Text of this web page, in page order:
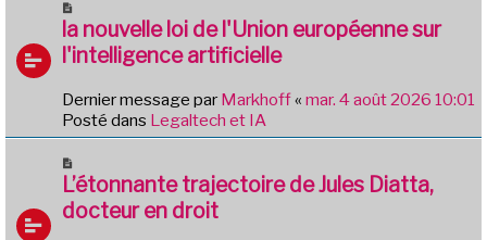
g
e
o
u
v
a
u
s
s
la nouvelle loi de l'Union européenne sur
l'intelligence artificielle
Dernier message par Markhoff« mar. 4 août 2026 10:01
Posté dans Legaltech et IA
o
u
v
L’étonnante trajectoire de Jules Diatta,
docteur en droit